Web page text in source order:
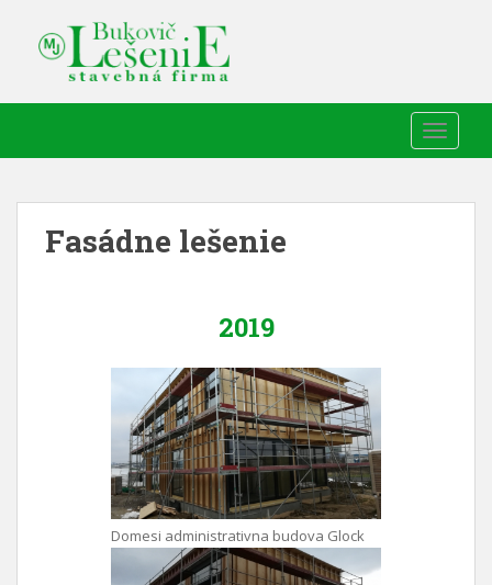
Fasádne lešenie
2019
Domesi administrativna budova Glock